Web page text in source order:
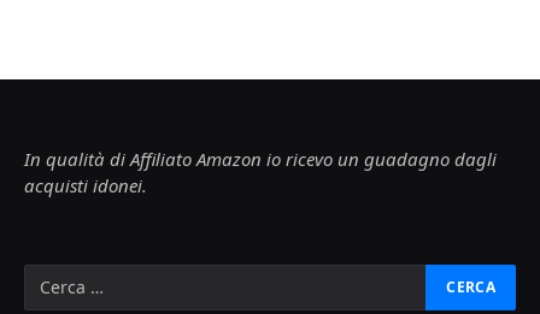
In qualità di Affiliato Amazon io ricevo un guadagno dagli
acquisti idonei.